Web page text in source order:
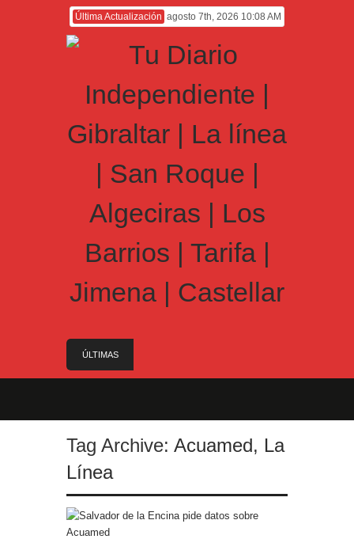
Última Actualización agosto 7th, 2026 10:08 AM
ÚLTIMAS
El alcalde felicita a Sara, que con 14 años ha
obtenido el nivel de inglés C2
El Ministro Feetham refuerza la presencia
Canadá
Tag Archive: Acuamed, La
Línea